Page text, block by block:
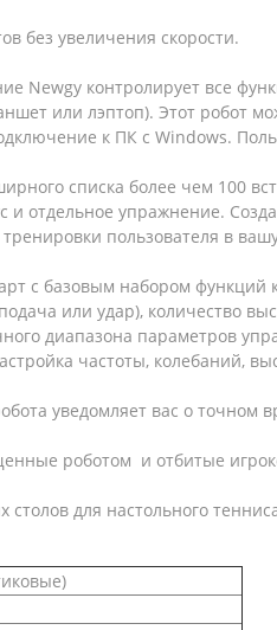
без увеличения скорости.
Newgy контролирует все
или лэптоп). Этот
к ПК с Windows.
списка более чем 100
и отдельное упражнение.
пользователя в
с базовым набором функций
или удар), количество
диапазона параметров
частоты, колебаний,
уведомляет вас о
роботом и отбитые
столов для настольного